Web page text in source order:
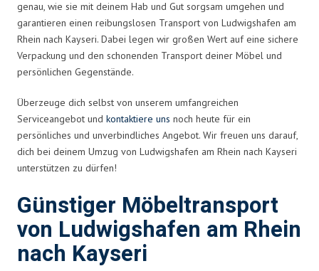
genau, wie sie mit deinem Hab und Gut sorgsam umgehen und
garantieren einen reibungslosen Transport von Ludwigshafen am
Rhein nach Kayseri. Dabei legen wir großen Wert auf eine sichere
Verpackung und den schonenden Transport deiner Möbel und
persönlichen Gegenstände.
Überzeuge dich selbst von unserem umfangreichen
Serviceangebot und kontaktiere uns noch heute für ein
persönliches und unverbindliches Angebot. Wir freuen uns darauf,
dich bei deinem Umzug von Ludwigshafen am Rhein nach Kayseri
unterstützen zu dürfen!
Günstiger Möbeltransport
von Ludwigshafen am Rhein
nach Kayseri